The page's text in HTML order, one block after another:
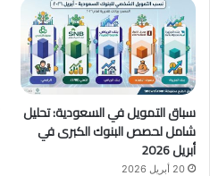
ك
سباق التمويل في السعودية: تحليل
شامل لحصص البنوك الكبرى في
أبريل 2026
20 أبريل 2026